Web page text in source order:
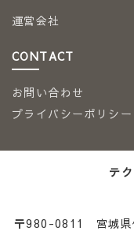
運営会社
CONTACT
お問い合わせ
プライバシーポリシー
テ
〒980-0811 宮城県